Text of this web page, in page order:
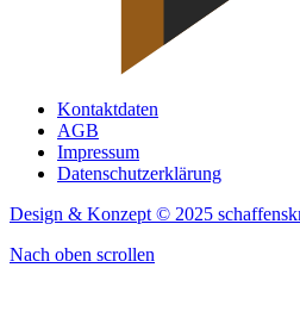
Kontaktdaten
AGB
Impressum
Datenschutzerklärung
Design & Konzept © 2025
Nach oben scrollen